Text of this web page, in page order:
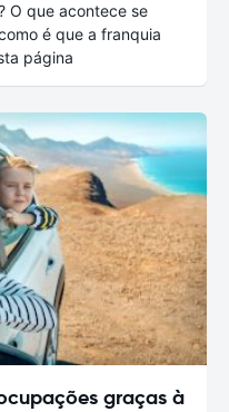
O que acontece se
é que a franquia
página
graças à